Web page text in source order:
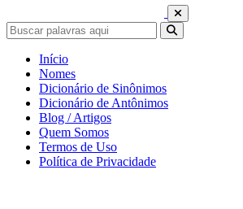
Início
Nomes
Dicionário de Sinônimos
Dicionário de Antônimos
Blog / Artigos
Quem Somos
Termos de Uso
Política de Privacidade